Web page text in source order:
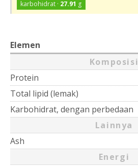
karbohidrat · 27.91 g
Elemen
Komposisi
Protein
Total lipid (lemak)
Karbohidrat, dengan perbedaan
Lainnya
Ash
Energi